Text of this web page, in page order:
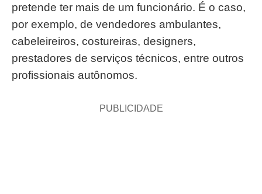
pretende ter mais de um funcionário. É o caso,
por exemplo, de vendedores ambulantes,
cabeleireiros, costureiras, designers,
prestadores de serviços técnicos, entre outros
profissionais autônomos.
PUBLICIDADE